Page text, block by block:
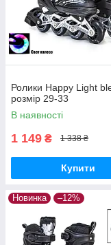
Ролики Happy Light
розмір 29-33
В наявності
1 149 ₴ 1 338 ₴
Купити
Новинка –12%